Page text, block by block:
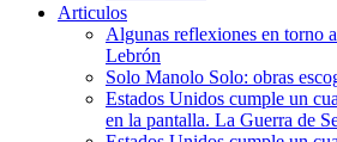
Articulos
Algunas reflexiones en torno
Lebrón
Solo Manolo Solo: obras
Estados Unidos cumple un
en la pantalla. La Guerra de